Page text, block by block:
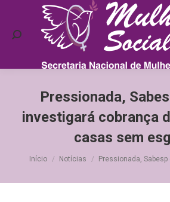
Search:
Pressionada,
investigará cobrança
casas sem
Você está aqui:
Início Notícias Pressionada,